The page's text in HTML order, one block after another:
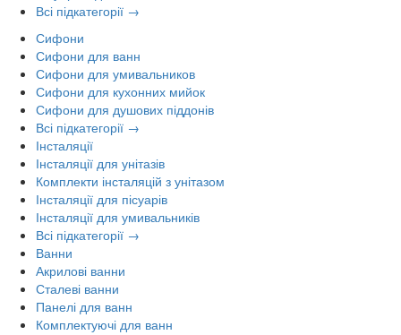
Всі підкатегорії →
Сифони
Сифони для ванн
Сифони для умивальников
Сифони для кухонних мийок
Сифони для душових піддонів
Всі підкатегорії →
Інсталяції
Інсталяції для унітазів
Комплекти інсталяцій з унітазом
Інсталяції для пісуарів
Інсталяції для умивальників
Всі підкатегорії →
Ванни
Акрилові ванни
Сталеві ванни
Панелі для ванн
Комплектуючі для ванн